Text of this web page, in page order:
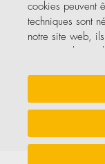
Vos données
© Tous droits
cookies peuvent
techniques sont
notre site web,
goûts et intérêts
Vous pouvez